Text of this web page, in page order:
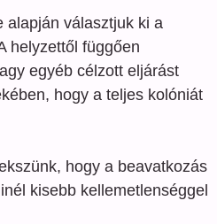
alapján választjuk ki a
helyzettől függően
egyéb célzott eljárást
hogy a teljes kolóniát
hogy a beavatkozás
kisebb kellemetlenséggel